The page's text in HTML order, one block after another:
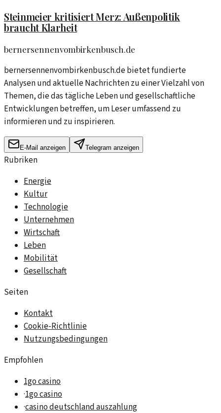
Steinmeier kritisiert Merz: Außenpolitik
braucht Klarheit
bernersennenvombirkenbusch.de
bernersennenvombirkenbusch.de bietet fundierte
Analysen und aktuelle Nachrichten zu einer Vielzahl von
Themen, die das tägliche Leben und gesellschaftliche
Entwicklungen betreffen, um Leser umfassend zu
informieren und zu inspirieren.
E-Mail anzeigen Telegram anzeigen
Rubriken
Energie
Kultur
Technologie
Unternehmen
Wirtschaft
Leben
Mobilität
Gesellschaft
Seiten
Kontakt
Cookie-Richtlinie
Nutzungsbedingungen
Empfohlen
1go casino
·1go casino
·casino deutschland auszahlung